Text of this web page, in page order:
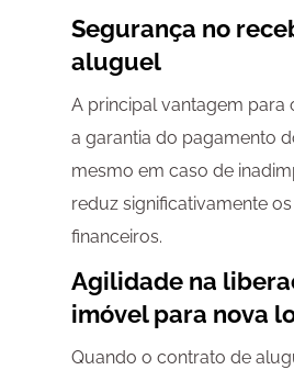
Segurança no
aluguel
A principal vantagem para
a garantia do pagamento
mesmo em caso de
reduz significativamente
financeiros.
Agilidade na
imóvel para nova
Quando o contrato de